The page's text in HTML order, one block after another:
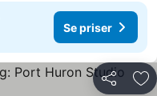
Se priser
Dela